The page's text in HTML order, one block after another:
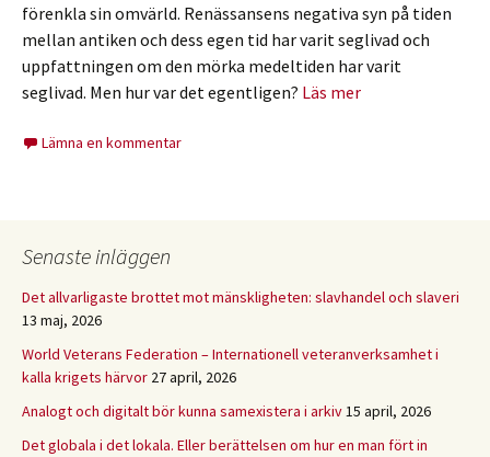
förenkla sin omvärld. Renässansens negativa syn på tiden
mellan antiken och dess egen tid har varit seglivad och
uppfattningen om den mörka medeltiden har varit
seglivad. Men hur var det egentligen? Läs mer
Lämna en kommentar
Senaste inläggen
Det allvarligaste brottet mot mänskligheten: slavhandel och slaveri
13 maj, 2026
World Veterans Federation – Internationell veteranverksamhet i
kalla krigets härvor 27 april, 2026
Analogt och digitalt bör kunna samexistera i arkiv15 april, 2026
Det globala i det lokala. Eller berättelsen om hur en man fört in